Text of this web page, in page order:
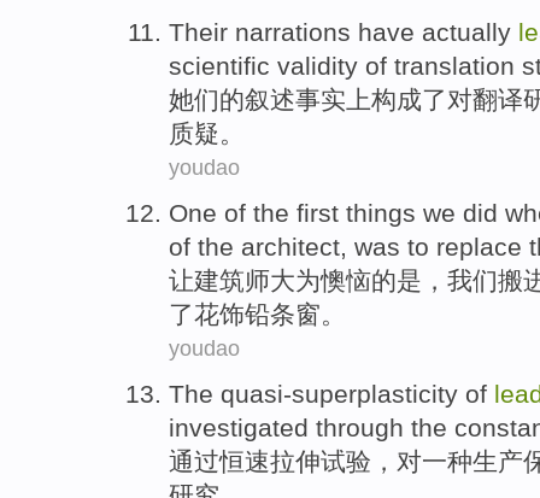
Their narrations have actually
scientific validity of translation
她们的叙述事实上构成了对翻译
质疑。
youdao
One of the first things we did
of the architect, was to replace
让建筑师大为懊恼的是， 我们搬
了花饰铅条窗。
youdao
The quasi-superplasticity of
investigated through the
通过恒速拉伸试验， 对一种生产